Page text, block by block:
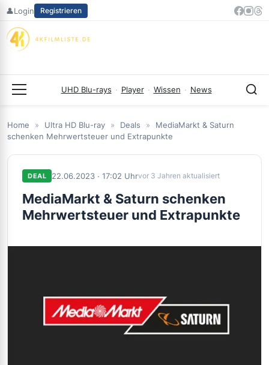
Zum
springen
👤Login Registrieren
UHD Blu-rays · Player · Wissen · News
Home » Ultra HD Blu-ray » Deals »
MediaMarkt & Saturn
schenken Mehrwertsteuer und Extrapunkte
DEAL 22.06.2023 · 17:02 Uhrvor 3 Jahren aktualisiert
MediaMarkt & Saturn schenken
Mehrwertsteuer und Extrapunkte